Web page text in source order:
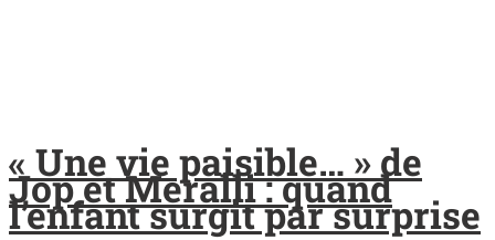
« Une vie paisible… » de
Jop et Meralli : quand
l’enfant surgit par surprise